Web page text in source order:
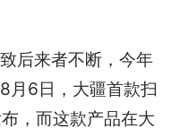
后来者不断，今年
月6日，大疆首款扫
，而这款产品在大